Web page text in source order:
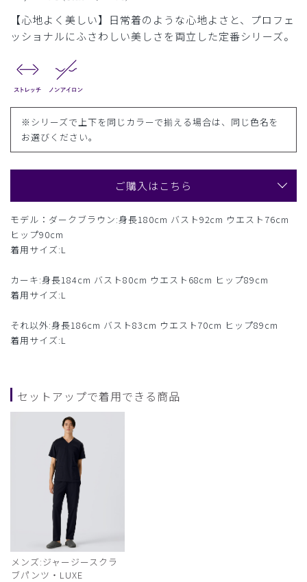
【心地よく美しい】日常着のような心地よさと、プロフェ
ッショナルにふさわしい美しさを両立した定番シリーズ。
※シリーズで上下を同じカラーで揃える場合は、同じ色名を
お選びください。
ご購入はこちら
モデル：ダークブラウン:身長180cm バスト92cm ウエスト76cm
ヒップ90cm
着用サイズ:L
カーキ:身長184cm バスト80cm ウエスト68cm ヒップ89cm
着用サイズ:L
それ以外:身長186cm バスト83cm ウエスト70cm ヒップ89cm
着用サイズ:L
セットアップで着用できる商品
メンズ:ジャージースクラ
ブパンツ・LUXE